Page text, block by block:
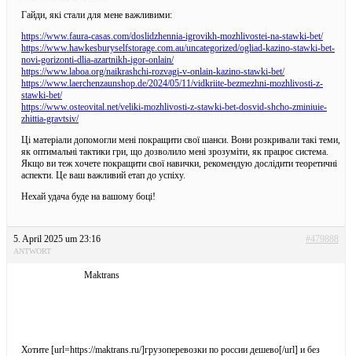
Гайди, які стали для мене важливими:
https://www.faura-casas.com/doslidzhennia-igrovikh-mozhlivostei-na-stawki-bet/
https://www.hawkesburyselfstorage.com.au/uncategorized/ogliad-kazino-stawki-bet-
novi-gorizonti-dlia-azartnikh-igor-onlain/
https://www.laboa.org/naikrashchi-rozvagi-v-onlain-kazino-stawki-bet/
https://www.laerchenzaunshop.de/2024/05/11/vidkriite-bezmezhni-mozhlivosti-z-
stawki-bet/
https://www.osteovital.net/veliki-mozhlivosti-z-stawki-bet-dosvid-shcho-zminiuie-
zhittia-gravtsiv/
Ці матеріали допомогли мені покращити свої шанси. Вони розкривали такі теми,
як оптимальні тактики гри, що дозволило мені зрозуміти, як працює система.
Якщо ви теж хочете покращити свої навички, рекомендую дослідити теоретичні
аспекти. Це ваш важливий етап до успіху.
Нехай удача буде на вашому боці!
5. April 2025 um 23:16 #479888
ANTWORT
Maktrans
Хотите [url=https://maktrans.ru/]грузоперевозки по россии дешево[/url] и без